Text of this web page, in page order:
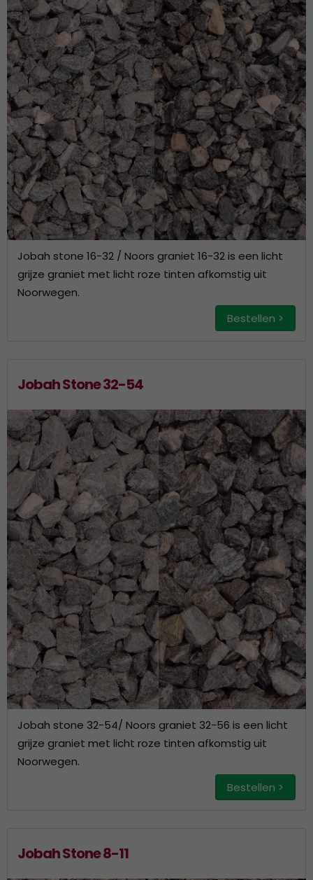
Jobah stone 16-32 / Noors graniet 16-32 is een licht
grijze graniet met licht roze tinten afkomstig uit
Noorwegen.
Bestellen >
Jobah Stone 32-54
Jobah stone 32-54/ Noors graniet 32-56 is een licht
grijze graniet met licht roze tinten afkomstig uit
Noorwegen.
Bestellen >
Jobah Stone 8-11